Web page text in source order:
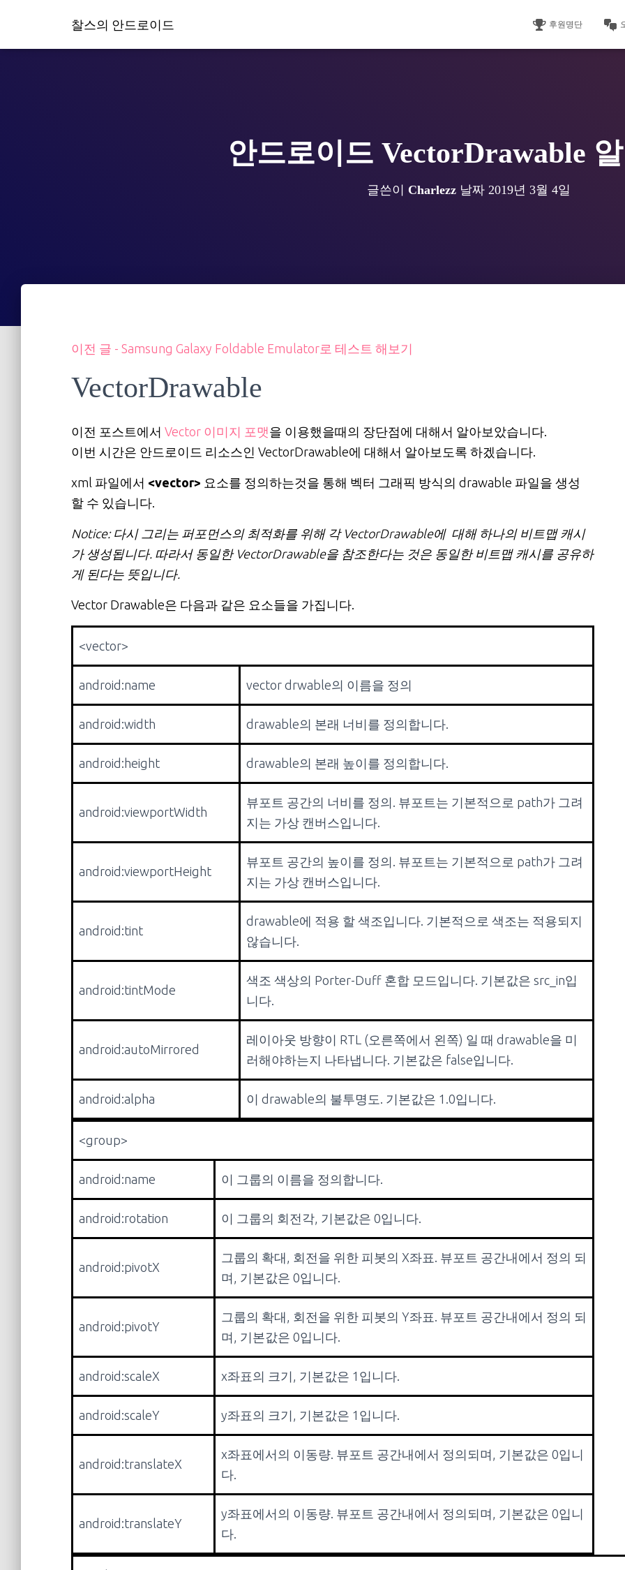
찰스의 안드로이드 후원명단
안드로이드 VectorDrawable
글쓴이 Charlezz 날짜 2019년 3월 4일
이전 글 - Samsung Galaxy Foldable Emulator로 테스트 해보기
VectorDrawable
이전 포스트에서 Vector 이미지 포맷을 이용했을때의 장단점에 대해서 알아보았습니다.
이번 시간은 안드로이드 리소스인 VectorDrawable에 대해서 알아보도록 하겠습니다.
xml 파일에서 <vector> 요소를 정의하는것을 통해 벡터 그래픽 방식의 drawable 파일을 생성
할 수 있습니다.
Notice: 다시 그리는 퍼포먼스의 최적화를 위해 각 VectorDrawable에 대해 하나의 비트맵 캐시
가 생성됩니다. 따라서 동일한 VectorDrawable을 참조한다는 것은 동일한 비트맵 캐시를 공유하
게 된다는 뜻입니다.
Vector Drawable은 다음과 같은 요소들을 가집니다.
<vector>
android:name vector drwable의 이름을 정의
android:width drawable의 본래 너비를 정의합니다.
android:height drawable의 본래 높이를 정의합니다.
android:viewportWidth
뷰포트 공간의 너비를 정의. 뷰포트는 기본적으로 path가 그려
지는 가상 캔버스입니다.
android:viewportHeight
뷰포트 공간의 높이를 정의. 뷰포트는 기본적으로 path가 그려
지는 가상 캔버스입니다.
android:tint
drawable에 적용 할 색조입니다. 기본적으로 색조는 적용되지
않습니다.
android:tintMode
색조 색상의 Porter-Duff 혼합 모드입니다. 기본값은 src_in입
니다.
android:autoMirrored
레이아웃 방향이 RTL (오른쪽에서 왼쪽) 일 때 drawable을 미
러해야하는지 나타냅니다. 기본값은 false입니다.
android:alpha 이 drawable의 불투명도. 기본값은 1.0입니다.
<group>
android:name 이 그룹의 이름을 정의합니다.
android:rotation 이 그룹의 회전각, 기본값은 0입니다.
android:pivotX
그룹의 확대, 회전을 위한 피봇의 X좌표. 뷰포트 공간내에서 정의 되
며, 기본값은 0입니다.
android:pivotY
그룹의 확대, 회전을 위한 피봇의 Y좌표. 뷰포트 공간내에서 정의 되
며, 기본값은 0입니다.
android:scaleX x좌표의 크기, 기본값은 1입니다.
android:scaleY y좌표의 크기, 기본값은 1입니다.
android:translateX
x좌표에서의 이동량. 뷰포트 공간내에서 정의되며, 기본값은 0입니
다.
android:translateY
y좌표에서의 이동량. 뷰포트 공간내에서 정의되며, 기본값은 0입니
다.